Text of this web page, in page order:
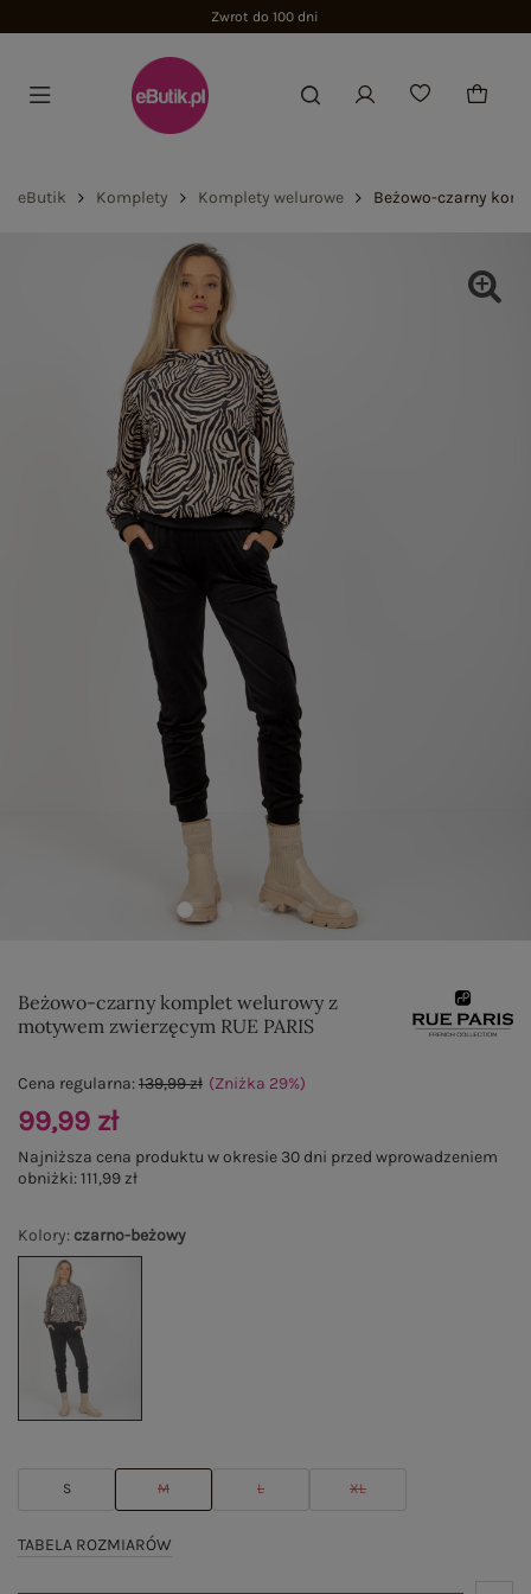
Zwrot do 100 dni
eButik Komplety Komplety welurowe Beżowo-czarny
Beżowo-czarny komplet welurowy z
motywem zwierzęcym RUE PARIS
Kolory: czarno-beżowy
S M L XL
TABELA ROZMIARÓW
Cena regularna:139,99 zł (Zniżka 29%)
99,99 zł
Najniższa cena produktu w okresie 30 dni przed wprowadzeniem
obniżki:111,99 zł